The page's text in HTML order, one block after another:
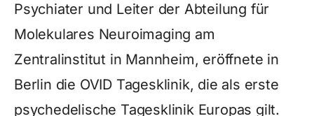
Psychiater und Leiter der Abteilung für
Molekulares Neuroimaging am
Zentralinstitut in Mannheim, eröffnete in
Berlin die OVID Tagesklinik, die als erste
psychedelische Tagesklinik Europas gilt.